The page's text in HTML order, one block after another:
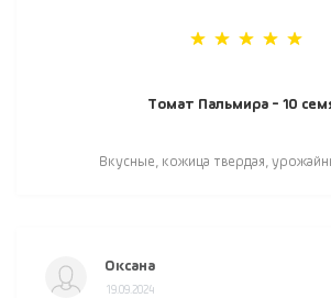
Томат Пальмира - 10
Вкусные, кожица твердая,
Оксана
19.09.2024